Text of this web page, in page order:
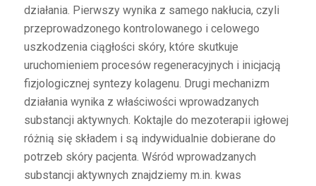
działania. Pierwszy wynika z samego nakłucia, czyli
przeprowadzonego kontrolowanego i celowego
uszkodzenia ciągłości skóry, które skutkuje
uruchomieniem procesów regeneracyjnych i inicjacją
fizjologicznej syntezy kolagenu. Drugi mechanizm
działania wynika z właściwości wprowadzanych
substancji aktywnych. Koktajle do mezoterapii igłowej
różnią się składem i są indywidualnie dobierane do
potrzeb skóry pacjenta. Wśród wprowadzanych
substancji aktywnych znajdziemy m.in. kwas